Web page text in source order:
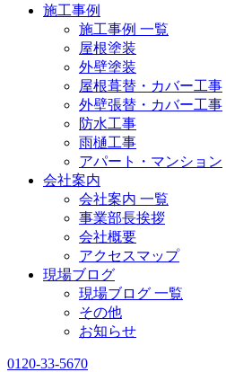
施工事例
施工事例 一覧
屋根塗装
外壁塗装
屋根葺替・カバー工事
外壁張替・カバー工事
防水工事
雨樋工事
アパート・マンション
会社案内
会社案内 一覧
事業部長挨拶
会社概要
アクセスマップ
現場ブログ
現場ブログ 一覧
その他
お知らせ
0120-33-5670